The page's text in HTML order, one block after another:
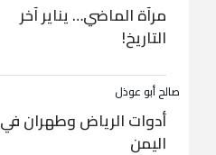
مرآة الماضي… يناير آخر
التاريخ!
صالح أبو عوذل
أدوات الرياض وطهران في
اليمن